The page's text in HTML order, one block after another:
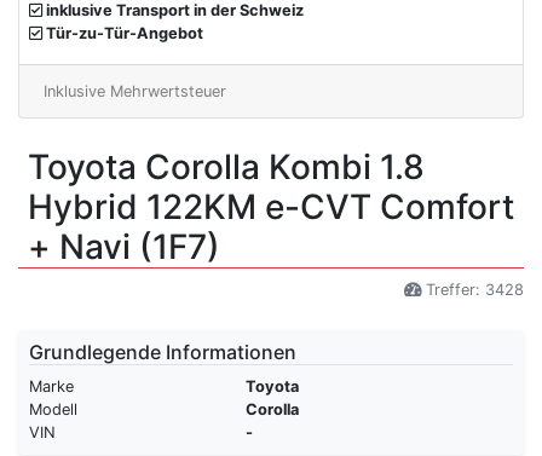
inklusive Transport in der Schweiz
Tür-zu-Tür-Angebot
Inklusive Mehrwertsteuer
Toyota Corolla Kombi 1.8
Hybrid 122KM e-CVT Comfort
+ Navi (1F7)
Treffer: 3428
Grundlegende Informationen
Marke
Toyota
Modell
Corolla
VIN
-